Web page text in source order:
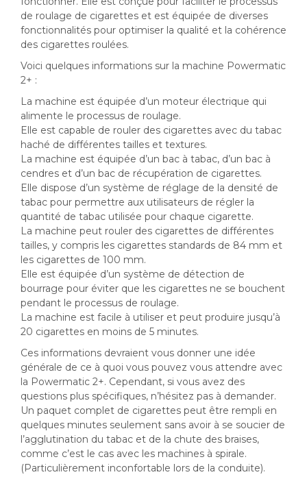
de roulage de cigarettes et est équipée de diverses
fonctionnalités pour optimiser la qualité et la cohérence
des cigarettes roulées.
Voici quelques informations sur la machine Powermatic
2+ :
La machine est équipée d’un moteur électrique qui
alimente le processus de roulage.
Elle est capable de rouler des cigarettes avec du tabac
haché de différentes tailles et textures.
La machine est équipée d’un bac à tabac, d’un bac à
cendres et d’un bac de récupération de cigarettes.
Elle dispose d’un système de réglage de la densité de
tabac pour permettre aux utilisateurs de régler la
quantité de tabac utilisée pour chaque cigarette.
La machine peut rouler des cigarettes de différentes
tailles, y compris les cigarettes standards de 84 mm et
les cigarettes de 100 mm.
Elle est équipée d’un système de détection de
bourrage pour éviter que les cigarettes ne se bouchent
pendant le processus de roulage.
La machine est facile à utiliser et peut produire jusqu’à
20 cigarettes en moins de 5 minutes.
Ces informations devraient vous donner une idée
générale de ce à quoi vous pouvez vous attendre avec
la Powermatic 2+. Cependant, si vous avez des
questions plus spécifiques, n’hésitez pas à demander.
Un paquet complet de cigarettes peut être rempli en
quelques minutes seulement sans avoir à se soucier de
l’agglutination du tabac et de la chute des braises,
comme c’est le cas avec les machines à spirale.
(Particulièrement inconfortable lors de la conduite).